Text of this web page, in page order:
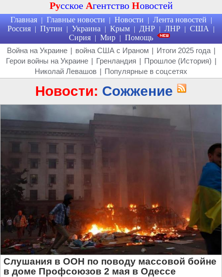
Русское Агентство Новостей
Главная | Главные новости | Новости | Лента новостей |
Россия | Путин | Украина | Крым | ДНР | ЛНР | США |
Сирия | Мир | Помощь
Война на Украине | война США с Ираном | Итоги 2025 года |
Герои войны на Украине | Гренландия | Прошлое (История) |
Николай Левашов | Популярные в соцсетях
Новости: Сожжение
Слушания в ООН по поводу массовой бойне
в доме Профсоюзов 2 мая в Одессе